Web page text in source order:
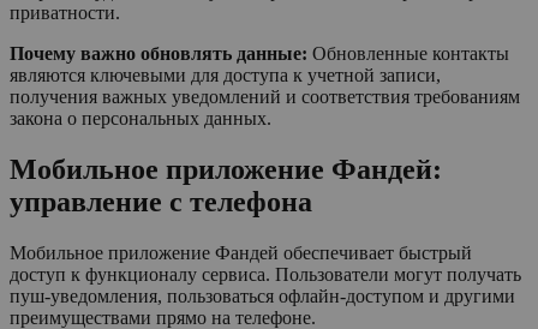
приватности.
Почему важно обновлять данные: Обновленные контакты
являются ключевыми для доступа к учетной записи,
получения важных уведомлений и соответствия требованиям
закона о персональных данных.
Мобильное приложение Фандей:
управление с телефона
Мобильное приложение Фандей обеспечивает быстрый
доступ к функционалу сервиса. Пользователи могут получать
пуш-уведомления, пользоваться офлайн-доступом и другими
преимуществами прямо на телефоне.